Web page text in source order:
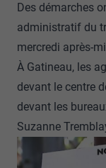
Des démarches
administratif du
mercredi après-
À Gatineau, les
devant le centre
devant les
Suzanne